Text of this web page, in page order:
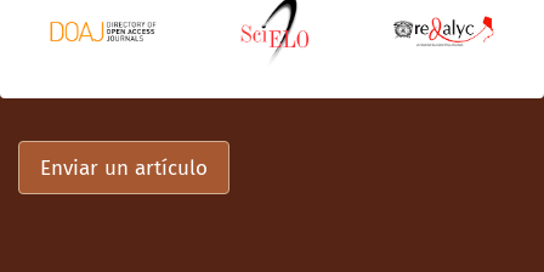
Enviar un artículo